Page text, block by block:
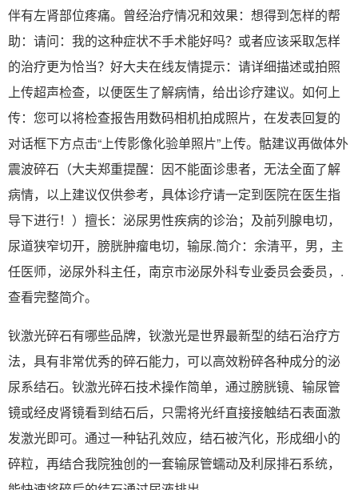
伴有左肾部位疼痛。曾经治疗情况和效果：想得到怎样的帮
助：请问：我的这种症状不手术能好吗？或者应该采取怎样
的治疗更为恰当？好大夫在线友情提示：请详细描述或拍照
上传超声检查，以便医生了解病情，给出诊疗建议。如何上
传：您可以将检查报告用数码相机拍成照片，在发表回复的
对话框下方点击“上传影像化验单照片”上传。骷建议再做体外
震波碎石（大夫郑重提醒：因不能面诊患者，无法全面了解
病情，以上建议仅供参考，具体诊疗请一定到医院在医生指
导下进行！）擅长：泌尿男性疾病的诊治；及前列腺电切，
尿道狭窄切开，膀胱肿瘤电切，输尿.简介：余清平，男，主
任医师，泌尿外科主任，南京市泌尿外科专业委员会委员，.
查看完整简介。
钬激光碎石有哪些品牌，钬激光是世界最新型的结石治疗方
法，具有非常优秀的碎石能力，可以高效粉碎各种成分的泌
尿系结石。钬激光碎石技术操作简单，通过膀胱镜、输尿管
镜或经皮肾镜看到结石后，只需将光纤直接接触结石表面激
发激光即可。通过一种钻孔效应，结石被汽化，形成细小的
碎粒，再结合我院独创的一套输尿管蠕动及利尿排石系统，